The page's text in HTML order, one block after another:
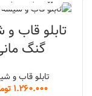
تابلو قاب
گنگ
تابلو قاب و